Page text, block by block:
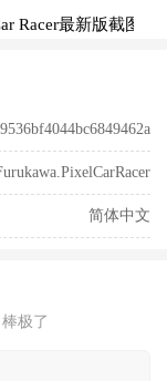
简体中文
棒极了